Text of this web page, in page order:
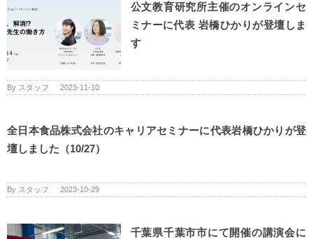
公文教育研究所主催のオンラインセ
ミナーに代表 岩橋ひかりが登壇しま
す
By スタッフ 2023-11-10
全日本食品株式会社のキャリアセミナーに代表岩橋ひかりが登
壇しました（10/27）
By スタッフ 2023-10-29
千葉県千葉市市にて開催の講演会に